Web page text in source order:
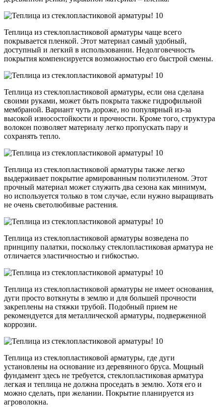
Теплица из стеклопластиковой арматуры чаще всего
покрывается пленкой. Этот материал самый удобный,
доступный и легкий в использовании. Недолговечность
покрытия компенсируется возможностью его быстрой смены.
Теплица из стеклопластиковой арматуры, если она сделана
своими руками, может быть покрыта также гидрофильной
мембраной. Вариант чуть дороже, но популярный из-за
высокой износостойкости и прочности. Кроме того, структура
волокон позволяет материалу легко пропускать пару и
сохранять тепло.
Теплица из стеклопластиковой арматуры также легко
выдерживает покрытие армированным полиэтиленом. Этот
прочный материал может служить два сезона как минимум,
но используется только в том случае, если нужно выращивать
не очень светолюбивые растения.
Теплица из стеклопластиковой арматуры возведена по
принципу палатки, поскольку стеклопластиковая арматура не
отличается эластичностью и гибкостью.
Теплица из стеклопластиковой арматуры не имеет основания,
дуги просто воткнуты в землю и для большей прочности
закреплены на стяжки трубой. Подобный прием не
рекомендуется для металлической арматуры, подверженной
коррозии.
Теплица из стеклопластиковой арматуры, где дуги
установлены на основание из деревянного бруса. Мощный
фундамент здесь не требуется, стеклопластиковая арматура
легкая и теплица не должна проседать в землю. Хотя его и
можно сделать, при желании. Покрытие планируется из
агроволокна.